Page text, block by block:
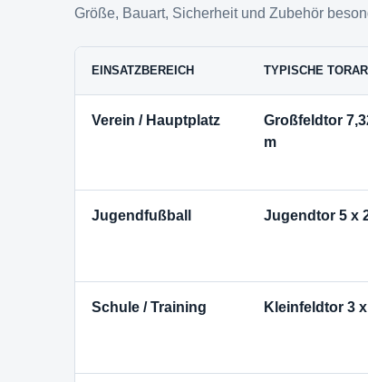
Größe, Bauart, Sicherheit und Zubehör
EINSATZBEREICH TYPISCHE
Verein / Hauptplatz
Großfeldtor
m
Jugendfußball Jugendtor 5 x
Schule / Training Kleinfeldtor 3